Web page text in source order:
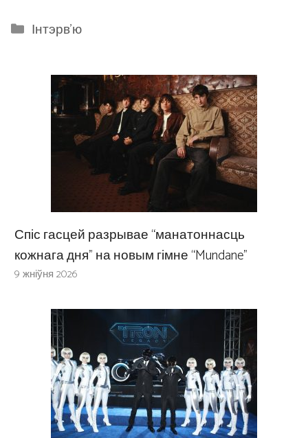
Categories
Інтэрв'ю
Спіс гасцей разрывае “манатоннасць
кожнага дня” на новым гімне “Mundane”
9 жніўня 2026